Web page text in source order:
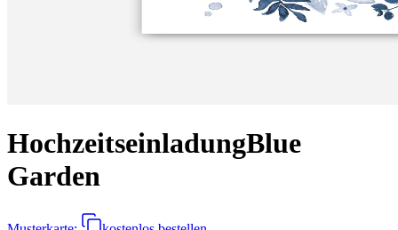
HochzeitseinladungBlue
Garden